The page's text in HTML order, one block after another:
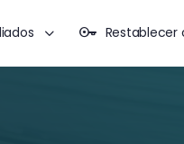
Restablecer